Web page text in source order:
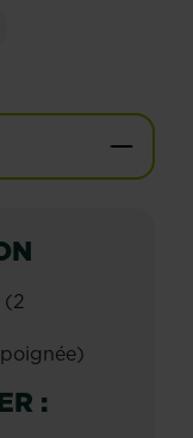
(2
: